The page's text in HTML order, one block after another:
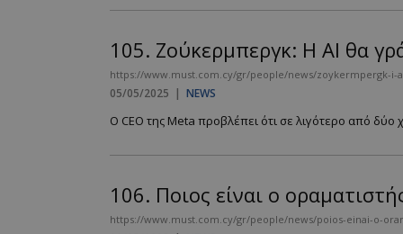
105. Ζούκερμπεργκ: Η ΑΙ θα
https://www.must.com.cy/gr/people/news/zoykermpergk-i-
05/05/2025 | NEWS
Ο CEO της Meta προβλέπει ότι σε λιγότερο από
106. Ποιος είναι ο
https://www.must.com.cy/gr/people/news/poios-einai-o-
__cf_bm